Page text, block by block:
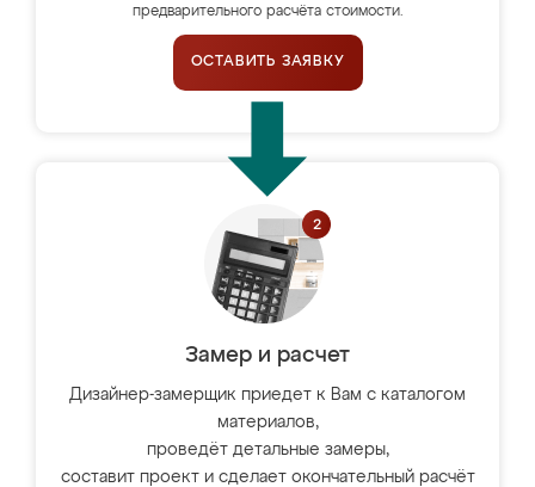
предварительного расчёта стоимости.
ОСТАВИТЬ ЗАЯВКУ
Замер и расчет
Дизайнер-замерщик приедет к Вам с каталогом
материалов,
проведёт детальные замеры,
составит проект и сделает окончательный расчёт